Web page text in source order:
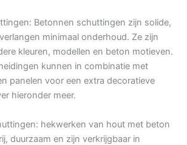
Betonnen schuttingen zijn solide,
minimaal onderhoud. Ze zijn
kleuren, modellen en beton motieven.
kunnen in combinatie met
panelen voor een extra decoratieve
hieronder meer.
hekwerken van hout met beton
duurzaam en zijn verkrijgbaar in